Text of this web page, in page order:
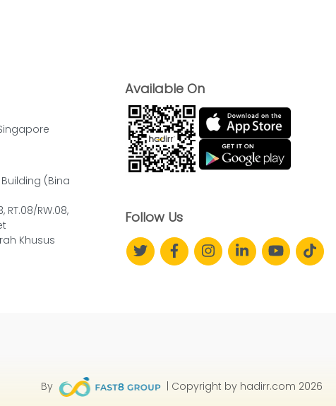
(Bina
RT.08/RW.08,
Khusus
Available On
Follow Us
By | Copyright by hadirr.com 2026